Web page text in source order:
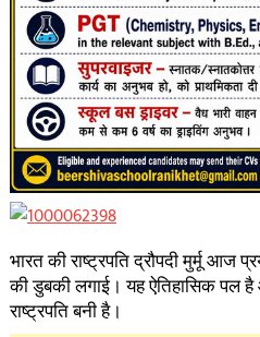
भारत की राष्ट्रपति द्रौपदी मुर्मू आज
की डुबकी लगाई। यह ऐतिहासिक पल है
राष्ट्रपति बनी है।